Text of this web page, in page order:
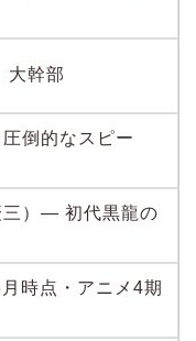
大幹部
倒的なスピー
三）— 初代黒龍の
時点・アニメ4期